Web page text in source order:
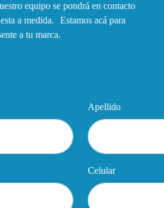
equipo se pondrá en contacto
a medida. Estamos acá para
a tu marca.
Apellido
Celular